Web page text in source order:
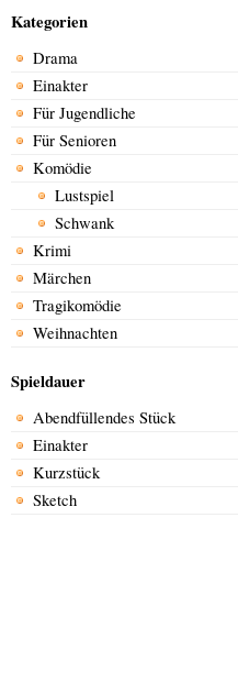
Kategorien
Drama
Einakter
Für Jugendliche
Für Senioren
Komödie
Lustspiel
Schwank
Krimi
Märchen
Tragikomödie
Weihnachten
Spieldauer
Abendfüllendes Stück
Einakter
Kurzstück
Sketch